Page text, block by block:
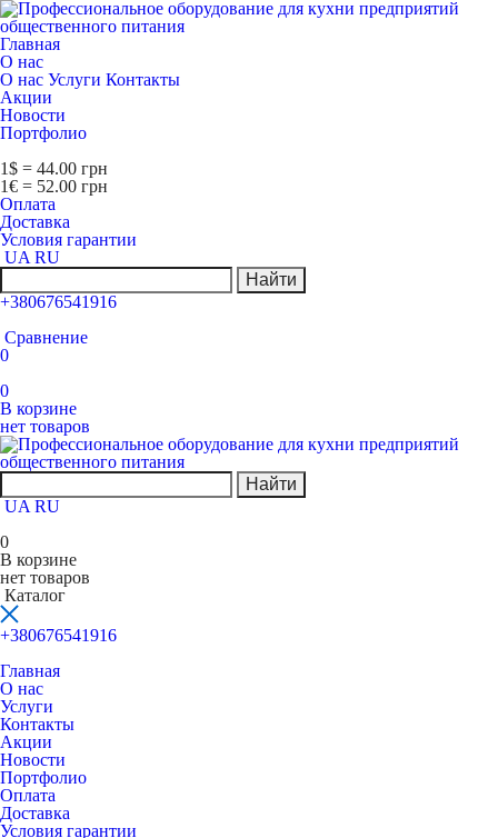
Главная
О нас
О нас Услуги Контакты
Акции
Новости
Портфолио
1$ = 44.00 грн
1€ = 52.00 грн
Оплата
Доставка
Условия гарантии
UA RU
Найти
+380676541916
Сравнение
0
0
В корзине
нет товаров
Найти
UA RU
0
В корзине
нет товаров
Каталог
+380676541916
Главная
О нас
Услуги
Контакты
Акции
Новости
Портфолио
Оплата
Доставка
Условия гарантии